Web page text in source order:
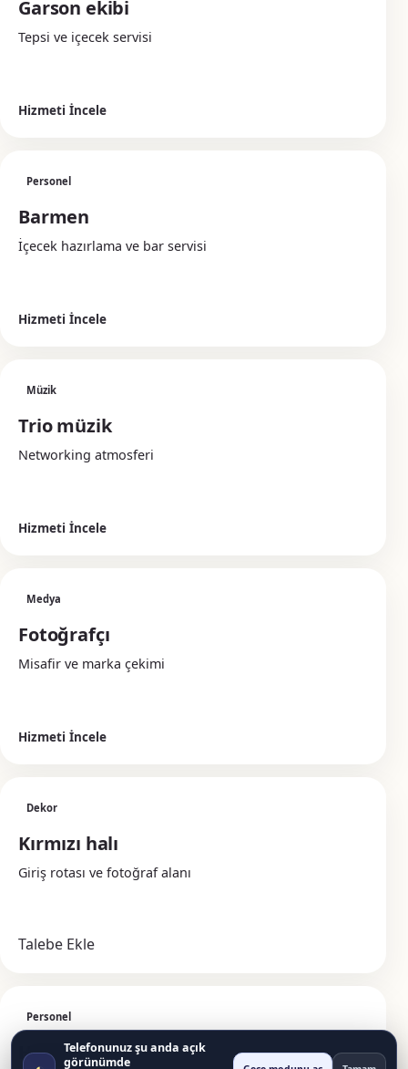
Garson ekibi
Tepsi ve içecek servisi
Hizmeti İncele
Personel
Barmen
İçecek hazırlama ve bar servisi
Hizmeti İncele
Müzik
Trio müzik
Networking atmosferi
Hizmeti İncele
Medya
Fotoğrafçı
Misafir ve marka çekimi
Hizmeti İncele
Dekor
Kırmızı halı
Giriş rotası ve fotoğraf alanı
Talebe Ekle
Personel
HostesTelefonunuz şu anda açık
görünümde